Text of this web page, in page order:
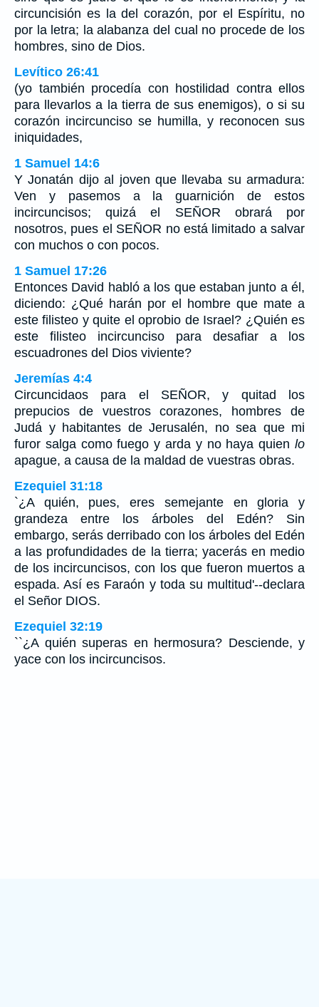
circuncisión es la del corazón, por el Espíritu, no
por la letra; la alabanza del cual no procede de los
hombres, sino de Dios.
Levítico 26:41
(yo también procedía con hostilidad contra ellos
para llevarlos a la tierra de sus enemigos), o si su
corazón incircunciso se humilla, y reconocen sus
iniquidades,
1 Samuel 14:6
Y Jonatán dijo al joven que llevaba su armadura:
Ven y pasemos a la guarnición de estos
incircuncisos; quizá el SEÑOR obrará por
nosotros, pues el SEÑOR no está limitado a salvar
con muchos o con pocos.
1 Samuel 17:26
Entonces David habló a los que estaban junto a él,
diciendo: ¿Qué harán por el hombre que mate a
este filisteo y quite el oprobio de Israel? ¿Quién es
este filisteo incircunciso para desafiar a los
escuadrones del Dios viviente?
Jeremías 4:4
Circuncidaos para el SEÑOR, y quitad los
prepucios de vuestros corazones, hombres de
Judá y habitantes de Jerusalén, no sea que mi
furor salga como fuego y arda y no haya quien lo
apague, a causa de la maldad de vuestras obras.
Ezequiel 31:18
`¿A quién, pues, eres semejante en gloria y
grandeza entre los árboles del Edén? Sin
embargo, serás derribado con los árboles del Edén
a las profundidades de la tierra; yacerás en medio
de los incircuncisos, con los que fueron muertos a
espada. Así es Faraón y toda su multitud'--declara
el Señor DIOS.
Ezequiel 32:19
``¿A quién superas en hermosura? Desciende, y
yace con los incircuncisos.